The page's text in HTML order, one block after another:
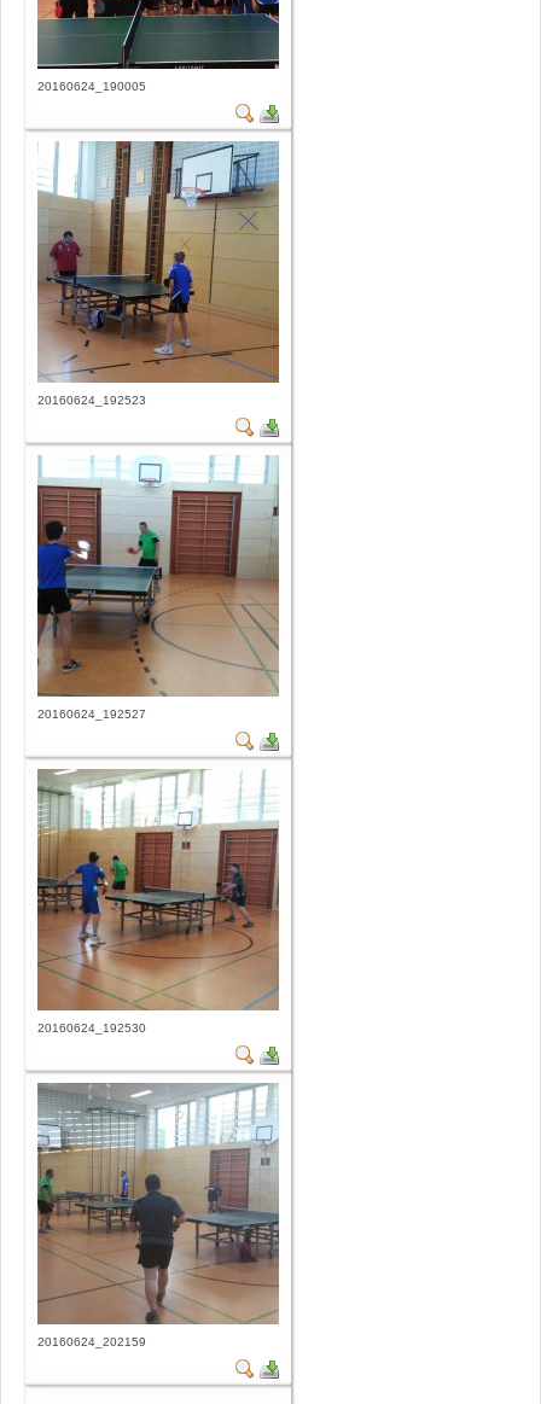
20160624_190005
20160624_192523
20160624_192527
20160624_192530
20160624_202159